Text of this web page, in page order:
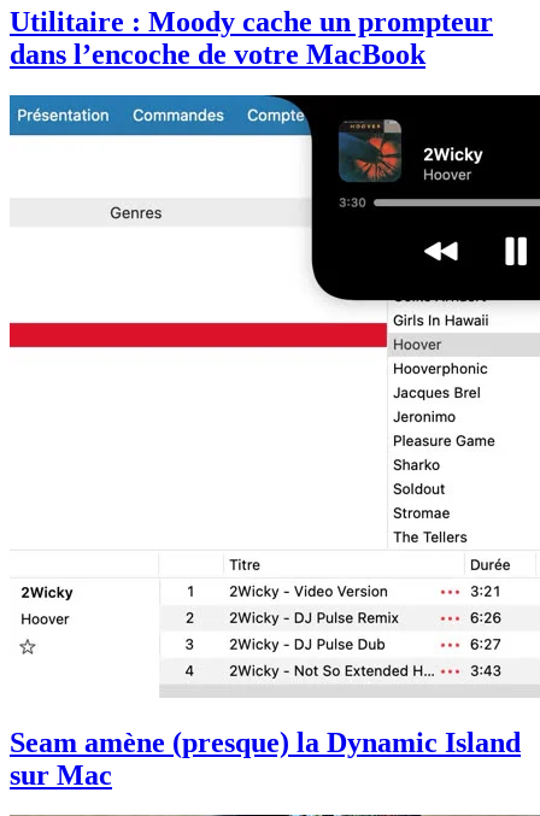
Utilitaire : Moody cache un prompteur
dans l’encoche de votre MacBook
Seam amène (presque) la Dynamic Island
sur Mac